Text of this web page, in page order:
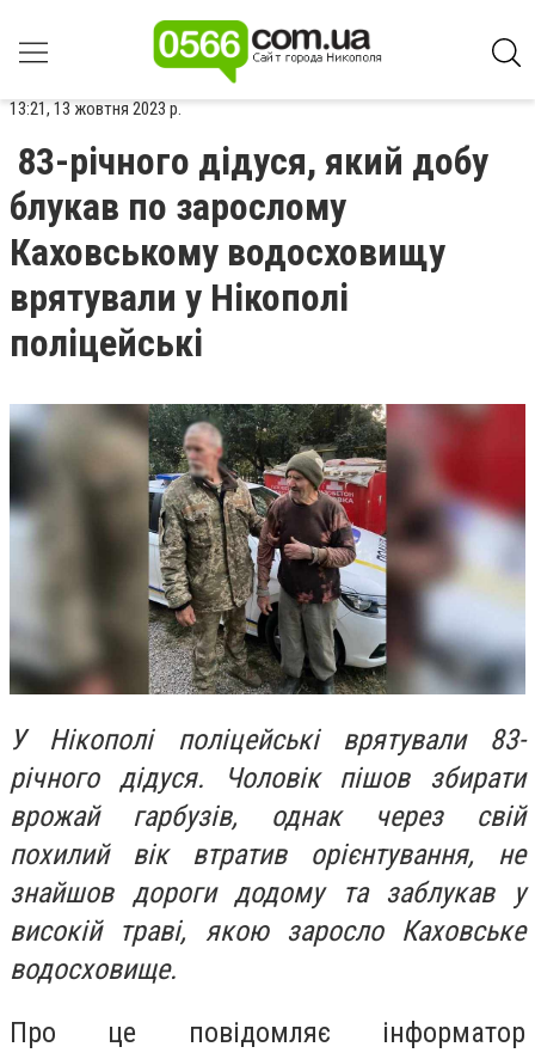
13:21, 13 жовтня 2023 р.
83-річного дідуся, який добу
блукав по зарослому
Каховському водосховищу
врятували у Нікополі
поліцейські
У Нікополі поліцейські врятували 83-
річного дідуся. Чоловік пішов збирати
врожай гарбузів, однак через свій
похилий вік втратив орієнтування, не
знайшов дороги додому та заблукав у
високій траві, якою заросло Каховське
водосховище.
Про це повідомляє інформатор